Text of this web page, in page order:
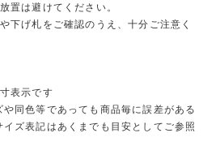
置は避けてください。
下げ札をご確認のうえ、十分ご注意く
表示です
色等であっても商品毎に誤差がある
ズ表記はあくまでも目安としてご参照